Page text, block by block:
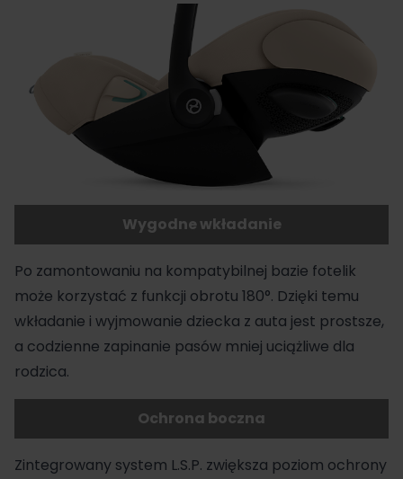
Wygodne wkładanie
Po zamontowaniu na kompatybilnej bazie fotelik
może korzystać z funkcji obrotu 180°. Dzięki temu
wkładanie i wyjmowanie dziecka z auta jest prostsze,
a codzienne zapinanie pasów mniej uciążliwe dla
rodzica.
Ochrona boczna
Zintegrowany system L.S.P. zwiększa poziom ochrony